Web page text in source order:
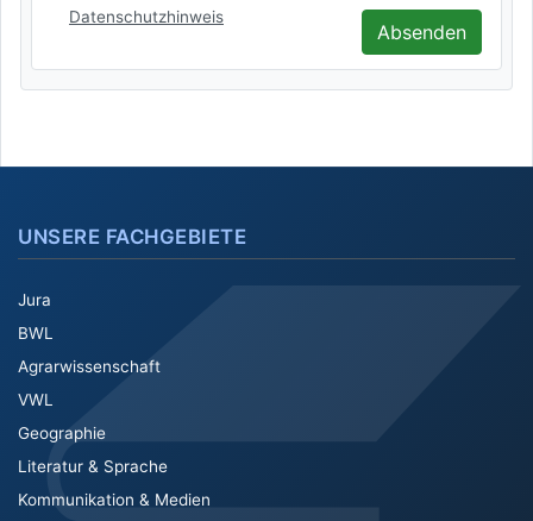
Datenschutzhinweis
Absenden
UNSERE FACHGEBIETE
Jura
BWL
Agrarwissenschaft
VWL
Geographie
Literatur & Sprache
Kommunikation & Medien